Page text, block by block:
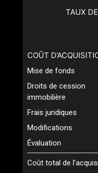
TAUX
COÛT
Mise de fonds
Droits de cession
immobilière
Frais juridiques
Modifications
Évaluation
Coût total de